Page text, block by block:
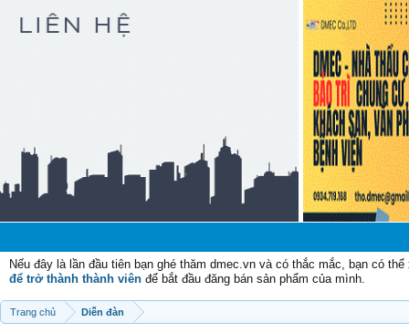
Nếu đây là lần đầu tiên bạn ghé thăm dmec.vn và có thắc mắc, bạn có
để trở thành thành viên để bắt đầu đăng bán sản phẩm của mình.
Trang chủ Diễn đàn